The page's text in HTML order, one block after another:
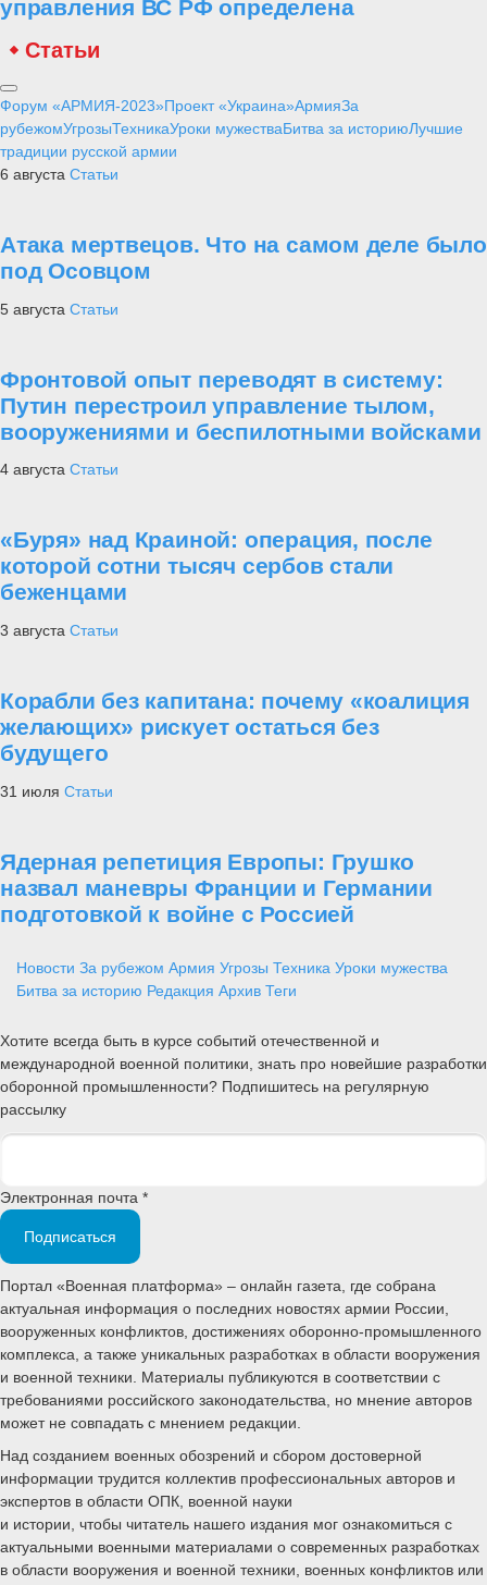
управления ВС РФ определена
Статьи
Форум «АРМИЯ-2023»Проект «Украина»АрмияЗа
рубежомУгрозыТехникаУроки мужестваБитва за историюЛучшие
традиции русской армии
6 августа Статьи
Атака мертвецов. Что на самом деле было
под Осовцом
5 августа Статьи
Фронтовой опыт переводят в систему:
Путин перестроил управление тылом,
вооружениями и беспилотными войсками
4 августа Статьи
«Буря» над Краиной: операция, после
которой сотни тысяч сербов стали
беженцами
3 августа Статьи
Корабли без капитана: почему «коалиция
желающих» рискует остаться без
будущего
31 июля Статьи
Ядерная репетиция Европы: Грушко
назвал маневры Франции и Германии
подготовкой к войне с Россией
Новости За рубежом Армия Угрозы Техника Уроки мужества
Битва за историю Редакция Архив Теги
Хотите всегда быть в курсе событий отечественной и
международной военной политики, знать про новейшие разработки
оборонной промышленности? Подпишитесь на регулярную
рассылку
Электронная почта *
Подписаться
Портал «Военная платформа» – онлайн газета, где собрана
актуальная информация о последних новостях армии России,
вооруженных конфликтов, достижениях оборонно-промышленного
комплекса, а также уникальных разработках в области вооружения
и военной техники. Материалы публикуются в соответствии с
требованиями российского законодательства, но мнение авторов
может не совпадать с мнением редакции.
Над созданием военных обозрений и сбором достоверной
информации трудится коллектив профессиональных авторов и
экспертов в области ОПК, военной науки
и истории, чтобы читатель нашего издания мог ознакомиться с
актуальными военными материалами о современных разработках
в области вооружения и военной техники, военных конфликтов или